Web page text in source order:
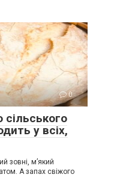
0
у всіх,
зовні, м’який
А запах свіжого